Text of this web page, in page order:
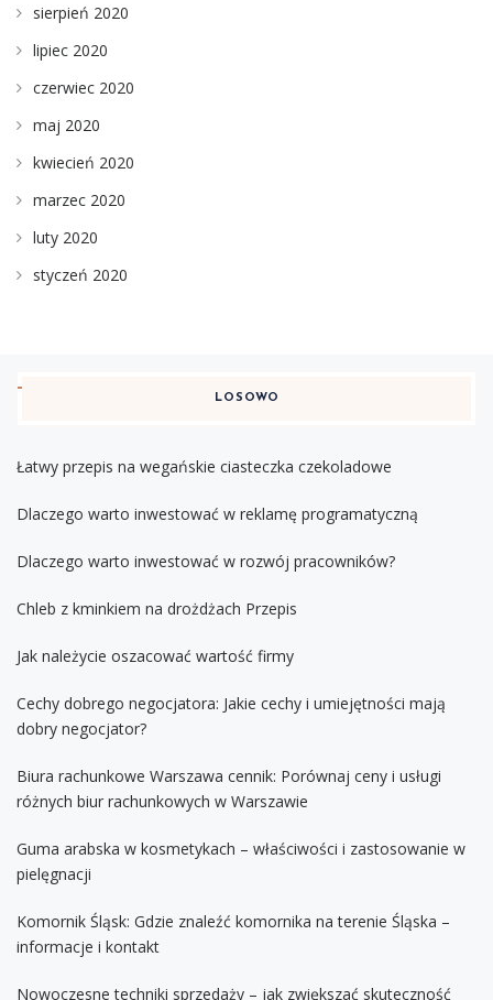
sierpień 2020
lipiec 2020
czerwiec 2020
maj 2020
kwiecień 2020
marzec 2020
luty 2020
styczeń 2020
LOSOWO
Łatwy przepis na wegańskie ciasteczka czekoladowe
Dlaczego warto inwestować w reklamę programatyczną
Dlaczego warto inwestować w rozwój pracowników?
Chleb z kminkiem na drożdżach Przepis
Jak należycie oszacować wartość firmy
Cechy dobrego negocjatora: Jakie cechy i umiejętności mają
dobry negocjator?
Biura rachunkowe Warszawa cennik: Porównaj ceny i usługi
różnych biur rachunkowych w Warszawie
Guma arabska w kosmetykach – właściwości i zastosowanie w
pielęgnacji
Komornik Śląsk: Gdzie znaleźć komornika na terenie Śląska –
informacje i kontakt
Nowoczesne techniki sprzedaży – jak zwiększać skuteczność